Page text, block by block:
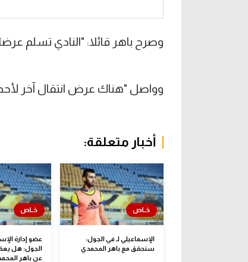
وصرح باهر قائلا: "النادي تسلم عرضا
وواصل "هناك عرض انتقال آخر لأحد
أخبار متعلقة:
الإسماعيلي لـ في الجول:
سنحقق مع باهر المحمدي
عضو إدارة
الجول: هل
عن باهر